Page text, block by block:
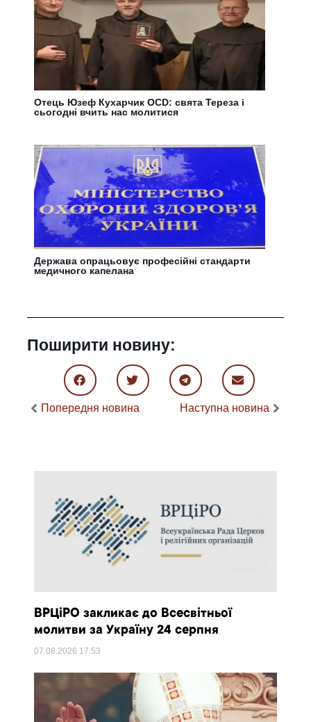
Отець Юзеф Кухарчик OCD: свята Тереза і
сьогодні вчить нас молитися
Держава опрацьовує професійні стандарти
медичного капелана
Поширити новину:
Попередня новина Наступна новина
ВРЦіРО закликає до Всесвітньої
молитви за Україну 24 серпня
07.08.2026 17:53